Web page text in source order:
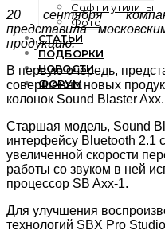
Софт и утилиты
Фото
СТАТЬИ
ПОДБОРКИ
НОВОСТИ
ФОРУМ
20 сентября
представила
продукцию.
В первую очередь,
совершенно новых
колонок Sound Blaster Axx.
Старшая модель, Sound
интерфейсу Bluetooth 2.1
увеличенной скорости
работы со звуком в ней
процессор SB Axx-1.
Для улучшения
технологий SBX Pro